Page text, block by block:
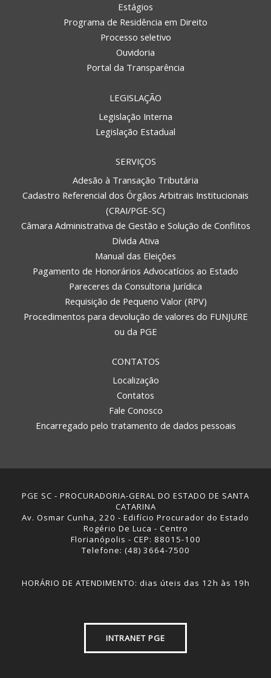
Estágios
Programa de Residência em Direito
Processo seletivo
Ouvidoria
Portal da Transparência
LEGISLAÇÃO
Legislação Interna
Legislação Estadual
SERVIÇOS
Adesão à Transação Tributária
Cadastro Referencial dos Órgãos Arbitrais Institucionais
(CRAI/PGE-SC)
Câmara Administrativa de Gestão e Solução de Conflitos
Dívida Ativa
Manual das Eleições
Pagamento de Honorários Advocatícios ao Estado
Pareceres da Consultoria Jurídica
Requisição de Pequeno Valor (RPV)
Procedimentos para devolução de valores do FUNJURE
ou da PGE
CONTATOS
Localização
Contatos
Fale Conosco
Encarregado pelo tratamento de dados pessoais
PGE SC - PROCURADORIA-GERAL DO ESTADO DE SANTA
CATARINA
Av. Osmar Cunha, 220 - Edifício Procurador do Estado
Rogério De Luca - Centro
Florianópolis - CEP: 88015-100
Telefone: (48) 3664-7500
HORÁRIO DE ATENDIMENTO: dias úteis das 12h às 19h
INTRANET PGE